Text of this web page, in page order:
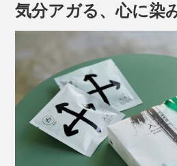
そのルーツとなったのは、昭和初
京都のとあるお茶屋さんが、
った鏡餅の細かなカケラを見て
使えないものか」と考え、それ
とがはじまりに。
こだわりの煎茶とほうじ茶。2
気分アガる、心に染